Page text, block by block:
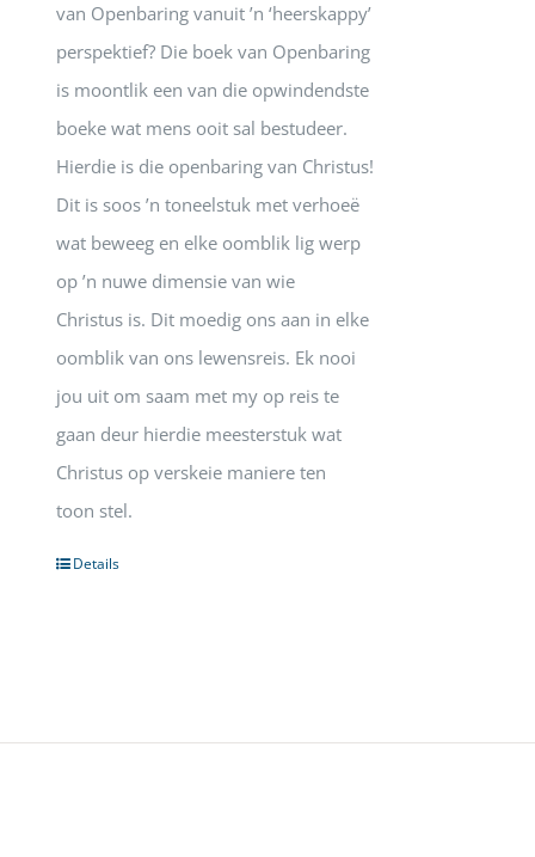
van Openbaring vanuit ’n ‘heerskappy’
perspektief? Die boek van Openbaring
is moontlik een van die opwindendste
boeke wat mens ooit sal bestudeer.
Hierdie is die openbaring van Christus!
Dit is soos ’n toneelstuk met verhoeë
wat beweeg en elke oomblik lig werp
op ’n nuwe dimensie van wie
Christus is. Dit moedig ons aan in elke
oomblik van ons lewensreis. Ek nooi
jou uit om saam met my op reis te
gaan deur hierdie meesterstuk wat
Christus op verskeie maniere ten
toon stel.
Details